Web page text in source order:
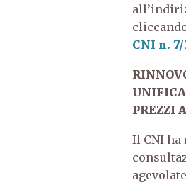
CNI n.
PREZZI
Il CNI ha